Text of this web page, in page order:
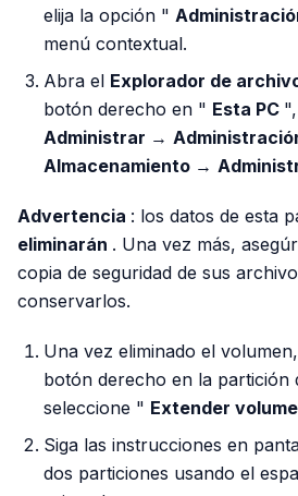
elija la opción "
menú contextual.
Abra el Explorador de
botón derecho en " Esta PC
Administrar →
Almacenamiento →
Advertencia : los datos de esta
eliminarán . Una vez más,
copia de seguridad de sus
conservarlos.
Una vez eliminado el
botón derecho en la partición
seleccione " Extender
Siga las instrucciones en
dos particiones usando el